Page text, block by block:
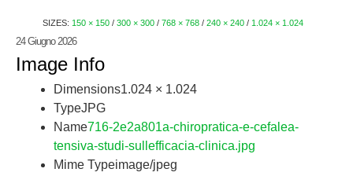
SIZES: 150 × 150 / 300 × 300 / 768 × 768 / 240 × 240 / 1.024 × 1.024
24 Giugno 2026
Image Info
Dimensions1.024 × 1.024
TypeJPG
Name716-2e2a801a-chiropratica-e-cefalea-
tensiva-studi-sullefficacia-clinica.jpg
Mime Typeimage/jpeg